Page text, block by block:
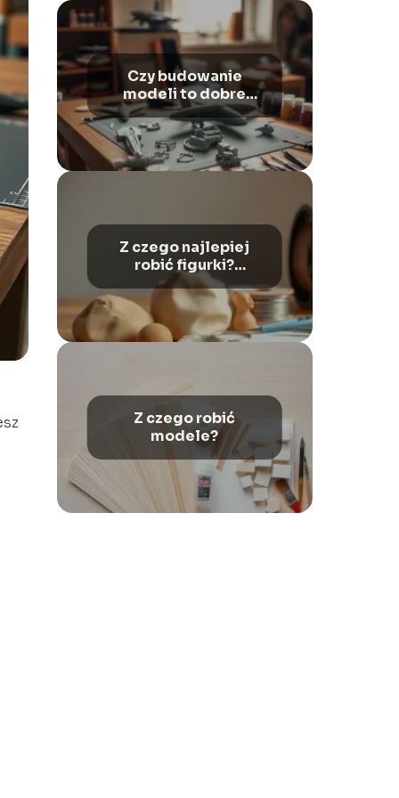
Czy budowanie
modeli to dobre
hobby?
Z czego najlepiej
robić figurki?
Porównanie
materiałów
Z czego robić
modele?